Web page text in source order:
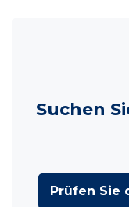
Suchen
Prüfen Sie